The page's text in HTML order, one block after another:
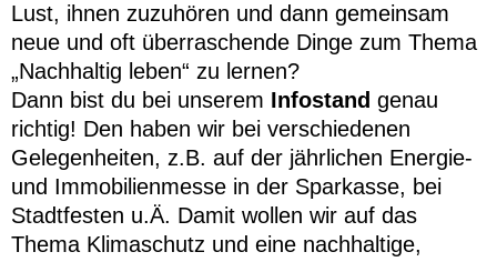
Lust, ihnen zuzuhören und dann gemeinsam
neue und oft überraschende Dinge zum Thema
„Nachhaltig leben“ zu lernen?
Dann bist du bei unserem Infostand genau
richtig! Den haben wir bei verschiedenen
Gelegenheiten, z.B. auf der jährlichen Energie-
und Immobilienmesse in der Sparkasse, bei
Stadtfesten u.Ä. Damit wollen wir auf das
Thema Klimaschutz und eine nachhaltige,